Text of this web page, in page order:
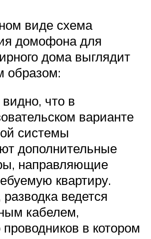
виде схема
домофона для
дома выглядит
образом:
что в
варианте
системы
дополнительные
направляющие
квартиру.
разводка ведется
кабелем,
проводников в котором